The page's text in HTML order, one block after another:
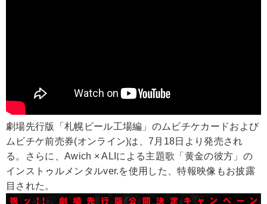
劇場先行版「札幌ビール工場編」のムビチケカードおよび
ムビチケ前売券(オンライン)は、7月18日より発売され
る。さらに、Awich × ALIによる主題歌「黄金の彼方」の
インストゥルメンタルver.を使用した、特報映像もお披露
目された。